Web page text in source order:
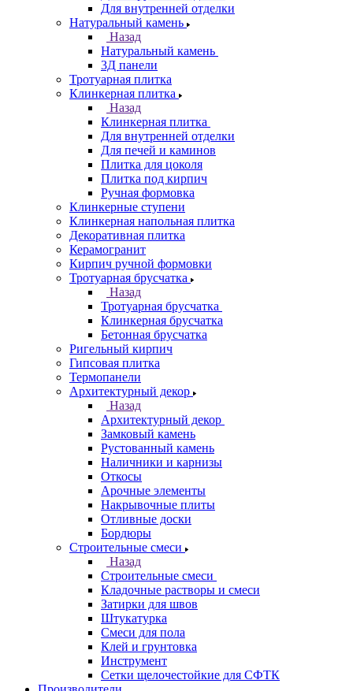
Для внутренней отделки
Натуральный камень
Назад
Натуральный камень
3Д панели
Тротуарная плитка
Клинкерная плитка
Назад
Клинкерная плитка
Для внутренней отделки
Для печей и каминов
Плитка для цоколя
Плитка под кирпич
Ручная формовка
Клинкерные ступени
Клинкерная напольная плитка
Декоративная плитка
Керамогранит
Кирпич ручной формовки
Тротуарная брусчатка
Назад
Тротуарная брусчатка
Клинкерная брусчатка
Бетонная брусчатка
Ригельный кирпич
Гипсовая плитка
Термопанели
Архитектурный декор
Назад
Архитектурный декор
Замковый камень
Рустованный камень
Наличники и карнизы
Откосы
Арочные элементы
Накрывочные плиты
Отливные доски
Бордюры
Строительные смеси
Назад
Строительные смеси
Кладочные растворы и смеси
Затирки для швов
Штукатурка
Смеси для пола
Клей и грунтовка
Инструмент
Сетки щелочестойкие для СФТК